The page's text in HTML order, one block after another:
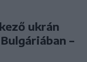
ukrán
–